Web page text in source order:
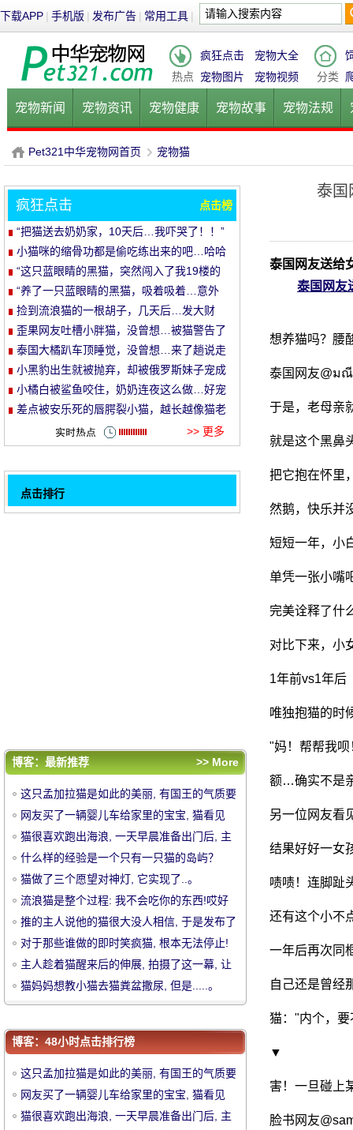
下载APP | 手机版 | 发布广告 | 常用工具 |
热点
疯狂点击
宠物大全
宠物图片
宠物视频 分类
宠物新闻 宠物资讯 宠物健康 宠物故事 宠物法规
健康饮食 宠物美容 宠物医院
P
et
中
华
Pet321中华宠物网首页
›
宠物猫
泰
泰国网友送给
泰国网友
想养猫吗？腰
泰国网友@มณี
于是，老母亲
就是这个黑鼻
把它抱在怀里
然鹅，快乐并
短短一年，小
单凭一张小嘴
完美诠释了什
对比下来，小
1年前vs1年后
唯独抱猫的时
"妈！帮帮我呗
额…确实不是
另一位网友看
结果好好一女
啧啧！连脚趾
还有这个小不
一年后再次同
自己还是曾经
猫："内个，
▼
害！一旦碰上
脸书网友
疯狂点击 点击榜
“把猫送去奶奶家，10天后…我吓哭了！！”
小猫咪的缩骨功都是偷吃练出来的吧…哈哈
哈
“这只蓝眼睛的黑猫，突然闯入了我19楼的
家里…”
“养了一只蓝眼睛的黑猫，吸着吸着…意外
发生了！”
捡到流浪猫的一根胡子，几天后…发大财
了！
歪果网友吐槽小胖猫，没曾想…被猫警告了
哈哈哈
泰国大橘趴车顶睡觉，没曾想…来了趟说走
就走的旅行哈哈哈！
小黑豹出生就被抛弃，却被俄罗斯妹子宠成
了铁憨憨！
小橘白被鲨鱼咬住，奶奶连夜这么做…好宠
溺！
差点被安乐死的唇腭裂小猫，越长越像猫老
>> 更多
点击排行
评论排行
人遇见了.....。
什么样的经验是一个只有一只猫的岛屿？
猫做了三个愿望对神灯, 它实现了..。
流浪猫是整个过程: 我不会吃你的东西!哎好
吃又好吃 ~ 也要 ~
推的主人说他的猫很大没人相信, 于是发布了
这张对比图, 网友: 真的很大.....。
对于那些谁做的即时笑疯猫, 根本无法停止!
主人趁着猫醒来后的伸展, 拍摄了这一幕, 让
人看着心的心.....。
猫妈妈想教小猫去猫粪盆撒尿, 但是.....。
博客：最新推荐 >> More
这只孟加拉猫是如此的美丽, 有国王的气质要
忘却, 也..。
网友买了一辆婴儿车给家里的宝宝, 猫看见
后..。
猫很喜欢跑出海浪, 一天早晨准备出门后, 主
人遇见了.....。
什么样的经验是一个只有一只猫的岛屿？
猫做了三个愿望对神灯, 它实现了..。
流浪猫是整个过程: 我不会吃你的东西!哎好
吃又好吃 ~ 也要 ~
推的主人说他的猫很大没人相信, 于是发布了
这张对比图, 网友: 真的很大.....。
对于那些谁做的即时笑疯猫, 根本无法停止!
主人趁着猫醒来后的伸展, 拍摄了这一幕, 让
人看着心的心.....。
猫妈妈想教小猫去猫粪盆撒尿, 但是.....。
博客：48小时点击排行榜
这只孟加拉猫是如此的美丽, 有国王的气质要
忘却, 也..。
网友买了一辆婴儿车给家里的宝宝, 猫看见
后..。
猫很喜欢跑出海浪, 一天早晨准备出门后, 主